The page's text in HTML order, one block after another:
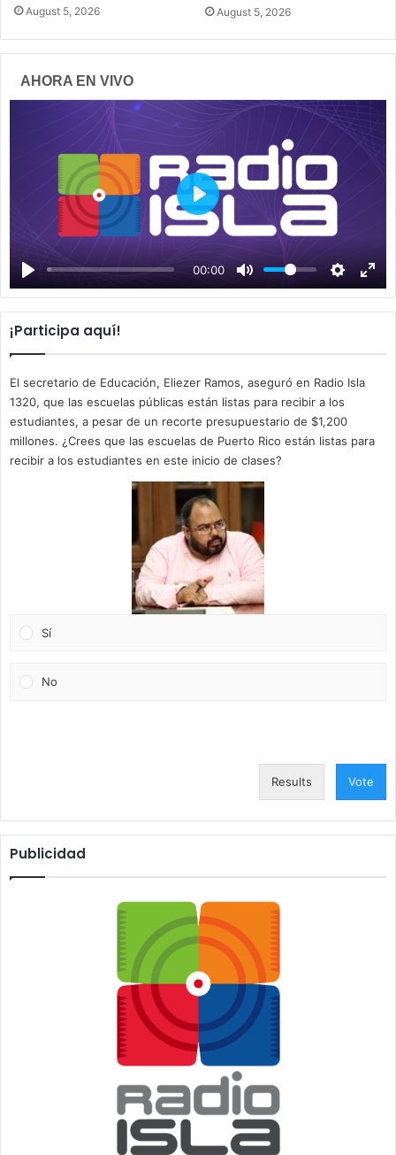
August 5, 2026 August 5, 2026
AHORA EN VIVO
00:00
P
a
y
¡Participa aquí!
El secretario de Educación, Eliezer Ramos, aseguró en Radio Isla
1320, que las escuelas públicas están listas para recibir a los
estudiantes, a pesar de un recorte presupuestario de $1,200
millones. ¿Crees que las escuelas de Puerto Rico están listas para
recibir a los estudiantes en este inicio de clases?
Sí
No
Results Vote
Publicidad